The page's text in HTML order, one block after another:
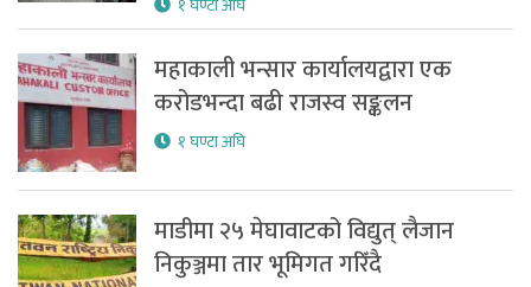
१ घण्टा अघि
महाकाली भन्सार कार्यालयद्वारा एक
करोडभन्दा बढी राजस्व सङ्कलन
१ घण्टा अघि
माडीमा २५ मेघावाटको विद्युत् लैजान
निकुञ्जमा तार भूमिगत गरिँदै